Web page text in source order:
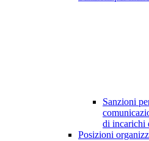
Sanzioni
di incarichi
Posizioni